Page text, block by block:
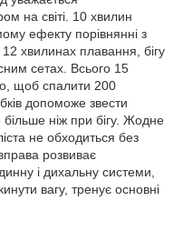
на світі. 10 хвилин
ефекту порівнянні з
хвилинах плавання, бігу
сетах. Всього 15
щоб спалити 200
допоможе звести
ніж при бігу. Жодне
не обходиться без
розвиває
і дихальну системи,
вагу, тренує основні